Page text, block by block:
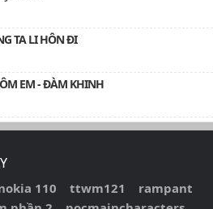
TA LI HÔN ĐI
EM - ĐÀM KHINH
110 ttwm121
rampant